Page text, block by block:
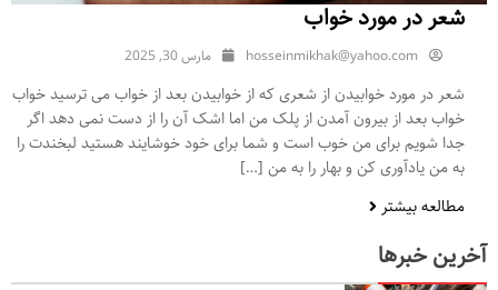
شعر در مورد خواب
hosseinmikhak@yahoo.com مارس 30, 2025
شعر در مورد خوابیدن از شعری که از خوابیدن بعد از خواب می ترسید خواب
خواب بعد از بیرون آمدن از پلک من اما اشک آن را از دست نمی دهد اگر
جدا شویم برای من خوب است و شما برای خود خوشایند هستید لبخندت را
به من یادآوری کن و بهار را به من […]
مطالعه بیشتر
آخرین خبرها